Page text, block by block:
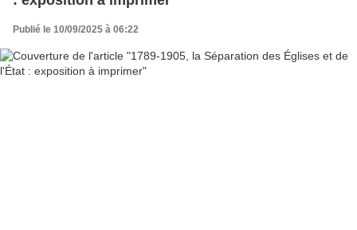
Publié le 10/09/2025 à 06:22